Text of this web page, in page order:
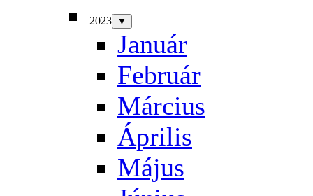
2023 ▼
Január
Február
Március
Április
Május